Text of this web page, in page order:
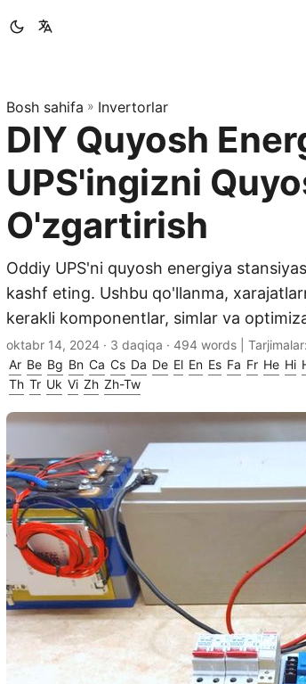
Bosh sahifa » Invertorlar
DIY Quyosh
UPS'ingizni
O'zgartirish
Oddiy UPS'ni quyosh energiya
kashf eting. Ushbu qo'llanma,
kerakli komponentlar, simlar va
oktabr 14, 2024 · 3 daqiqa · 494 words | Tarjimalar:
Ar Be Bg Bn Ca Cs Da De El En Es Fa Fr He Hi
Th Tr Uk Vi Zh Zh-Tw